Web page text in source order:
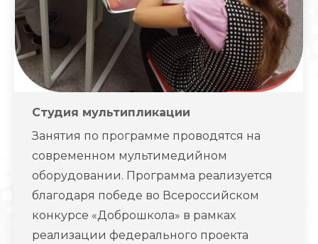
Студия мультипликации
Занятия по программе проводятся на
современном мультимедийном
оборудовании. Программа реализуется
благодаря победе во Всероссийском
конкурсе «Доброшкола» в рамках
реализации федерального проекта